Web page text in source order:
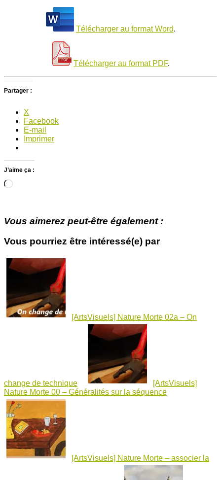
Télécharger au format Word.
Télécharger au format PDF.
Partager :
X
Facebook
E-mail
Imprimer
J’aime ça :
Chargement…
Vous aimerez peut-être également :
Vous pourriez être intéressé(e) par
[ArtsVisuels] Nature Morte 02a – On
change de technique
[ArtsVisuels]
Nature Morte 00 – Généralités sur la séquence
[ArtsVisuels] Nature Morte – associer la